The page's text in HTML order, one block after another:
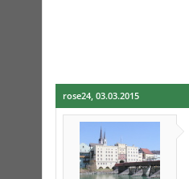
rose24, 03.03.2015